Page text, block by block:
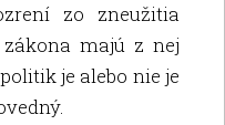
zo zneužitia
majú z nej
je alebo nie je